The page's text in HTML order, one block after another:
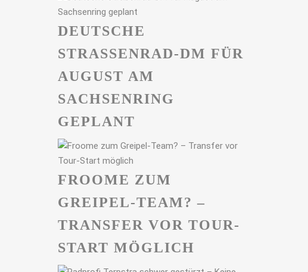
DEUTSCHE
STRASSENRAD-DM FÜR A
UGUST AM S
ACHSENRING G
EPLANT
FROOME ZUM
GREIPEL-TEAM? –
TRANSFER VOR TOUR-
START MÖGLICH